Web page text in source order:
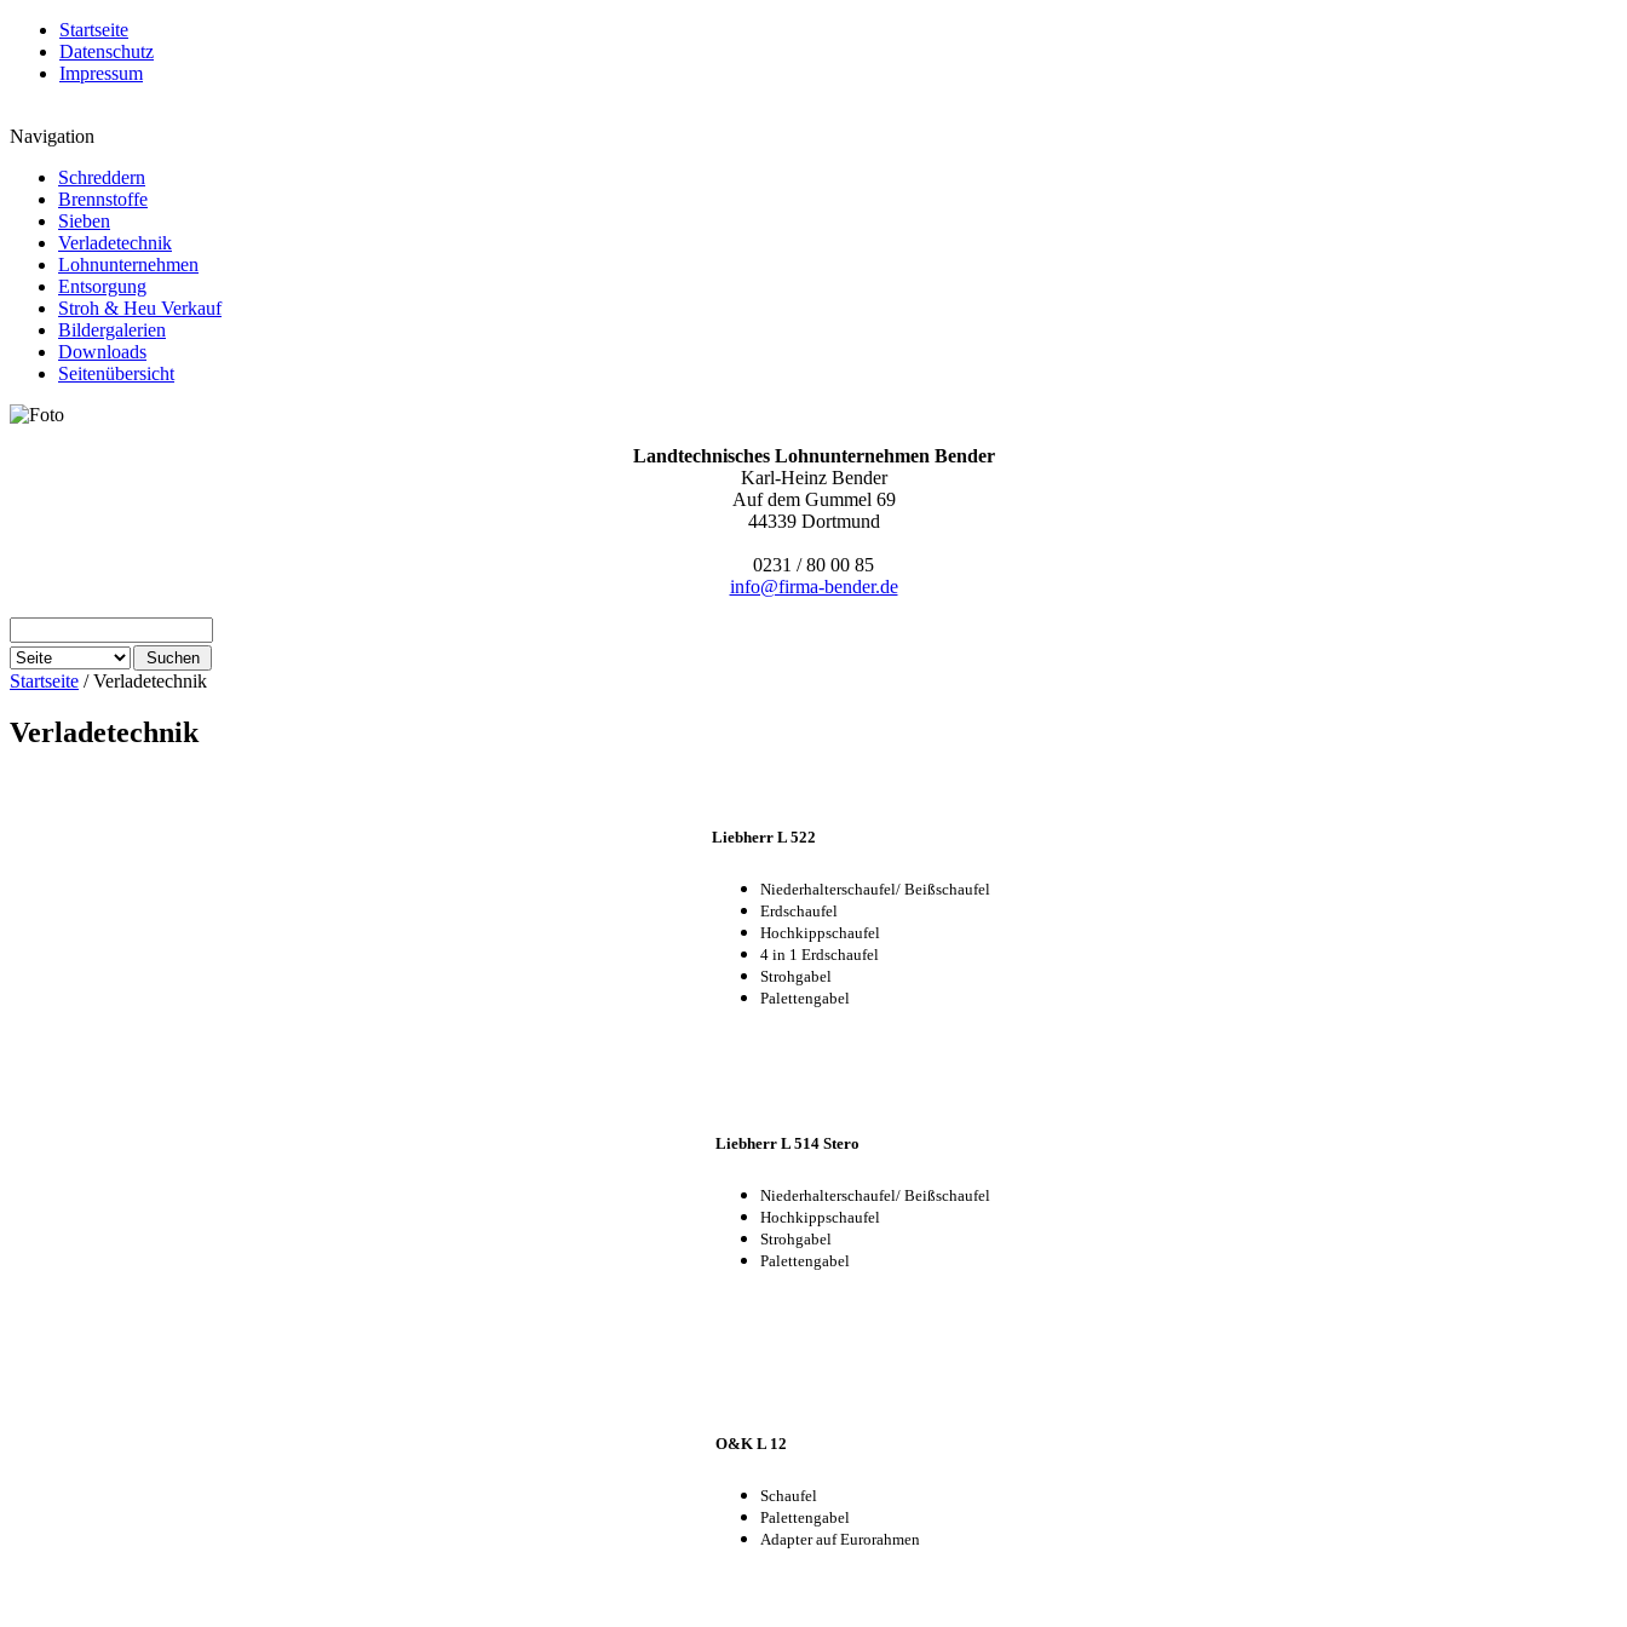
Startseite
Datenschutz
Impressum
Navigation
Schreddern
Brennstoffe
Sieben
Verladetechnik
Lohnunternehmen
Entsorgung
Stroh & Heu Verkauf
Bildergalerien
Downloads
Seitenübersicht
Landtechnisches Lohnunternehmen Bender
Karl-Heinz Bender
Auf dem Gummel 69
44339 Dortmund
0231 / 80 00 85
info@firma-bender.de
Startseite / Verladetechnik
Verladetechnik
Liebherr L 522
Niederhalterschaufel/ Beißschaufel
Erdschaufel
Hochkippschaufel
4 in 1 Erdschaufel
Strohgabel
Palettengabel
Liebherr L 514 Stero
Niederhalterschaufel/ Beißschaufel
Hochkippschaufel
Strohgabel
Palettengabel
O&K L 12
Schaufel
Palettengabel
Adapter auf Eurorahmen